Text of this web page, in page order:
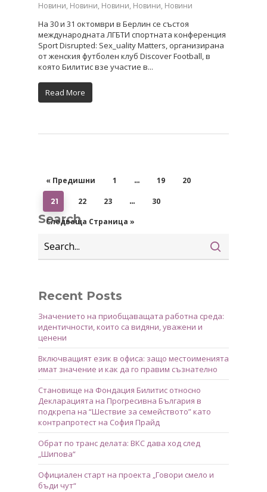
Новини, Новини, Новини, Новини, Новини
На 30 и 31 октомври в Берлин се състоя
международната ЛГБТИ спортната конференция
Sport Disrupted: Sex_uality Matters, организирана
от женския футболен клуб Discover Football, в
която Билитис взе участие в...
Read More
« Предишни 1 … 19 20
21 22 23 …
30
Следваща Страница »
Search
Recent Posts
Значението на приобщаващата работна среда:
идентичности, които са видяни, уважени и
ценени
Включващият език в офиса: защо местоименията
имат значение и как да го правим съзнателно
Становище на Фондация Билитис относно
Декларацията на Прогресивна България в
подкрепа на “Шествие за семейството” като
контрапротест на София Прайд
Обрат по транс делата: ВКС дава ход след
„Шипова“
Официален старт на проекта „Говори смело и
бъди чут“